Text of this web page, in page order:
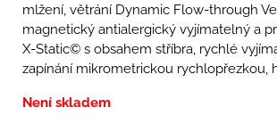
mlžení, větrání Dynamic Flow-­through
magnetický antialergický vyjímatelný a
X-Static© s obsahem stříbra, rychlé
zapínání mikrometrickou rychlopřezkou,
Není skladem